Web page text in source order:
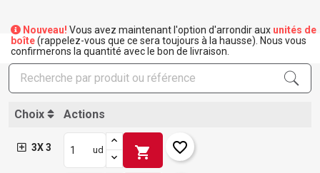
Nouveau! Vous avez maintenant l'option d'arrondir aux unités de
boîte(rappelez-vous que ce sera toujours à la hausse). Nous vous
confirmerons la quantité avec le bon de livraison.
Choix Actions
3X 3 ud shopping_cart favorite_border